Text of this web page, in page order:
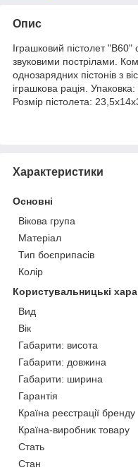
Опис
Іграшковий пістолет
звуковими пострілами.
однозарядних пістонів з
іграшкова рація.
Розмір пістолета:
Характеристики
Основні
Вікова група
Матеріал
Тип боєприпасів
Колір
Користувальницькі
Вид
Вік
Габарити: висота
Габарити: довжина
Габарити: ширина
Гарантія
Країна реєстрації бренду
Країна-виробник товару
Стать
Стан